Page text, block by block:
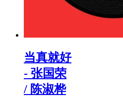
当真就好
- 张国荣
/ 陈淑桦